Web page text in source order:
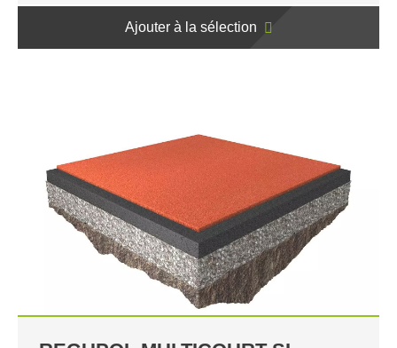
Ajouter à la sélection